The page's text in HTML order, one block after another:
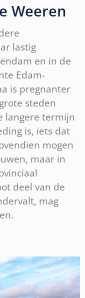
Weeren
lastig
en in de
Edam-
is pregnanter
steden
langere termijn
is, iets dat
mogen
maar in
deel van de
mag